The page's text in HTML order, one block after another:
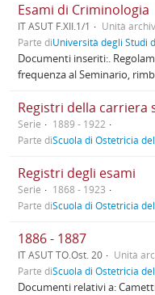
Esami di Criminologia
IT ASUT F.XII.1/1 Unità
Parte diUniversità degli Studi
Documenti inseriti:.
frequenza al Seminario,
Registri della carriera
Serie
1889 - 1922
Parte diScuola di Ostetricia
Registri degli esami
Serie
1868 - 1923
Parte diScuola di Ostetricia
1886 - 1887
IT ASUT TO.Ost. 20 Unità
Parte diScuola di Ostetricia
Documenti relativi a: